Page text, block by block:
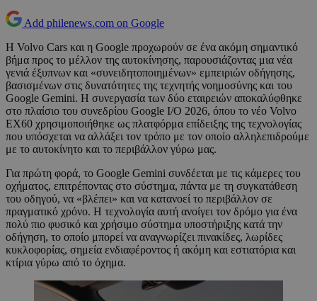
Add philenews.com on Google
Η Volvo Cars και η Google προχωρούν σε ένα ακόμη σημαντικό
βήμα προς το μέλλον της αυτοκίνησης, παρουσιάζοντας μια νέα
γενιά έξυπνων και «συνειδητοποιημένων» εμπειριών οδήγησης,
βασισμένων στις δυνατότητες της τεχνητής νοημοσύνης και του
Google Gemini. Η συνεργασία των δύο εταιρειών αποκαλύφθηκε
στο πλαίσιο του συνεδρίου Google I/O 2026, όπου το νέο Volvo
EX60 χρησιμοποιήθηκε ως πλατφόρμα επίδειξης της τεχνολογίας
που υπόσχεται να αλλάξει τον τρόπο με τον οποίο αλληλεπιδρούμε
με το αυτοκίνητο και το περιβάλλον γύρω μας.
Για πρώτη φορά, το Google Gemini συνδέεται με τις κάμερες του
οχήματος, επιτρέποντας στο σύστημα, πάντα με τη συγκατάθεση
του οδηγού, να «βλέπει» και να κατανοεί το περιβάλλον σε
πραγματικό χρόνο. Η τεχνολογία αυτή ανοίγει τον δρόμο για ένα
πολύ πιο φυσικό και χρήσιμο σύστημα υποστήριξης κατά την
οδήγηση, το οποίο μπορεί να αναγνωρίζει πινακίδες, λωρίδες
κυκλοφορίας, σημεία ενδιαφέροντος ή ακόμη και εστιατόρια και
κτίρια γύρω από το όχημα.